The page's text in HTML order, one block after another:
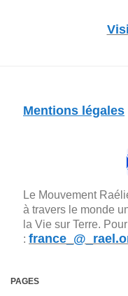
Mentions légales
Le Mouvement
à travers le monde
la Vie sur Terre.
:
PAGES